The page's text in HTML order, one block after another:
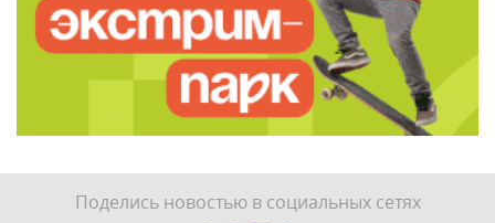
Поделись новостью в социальных сетях